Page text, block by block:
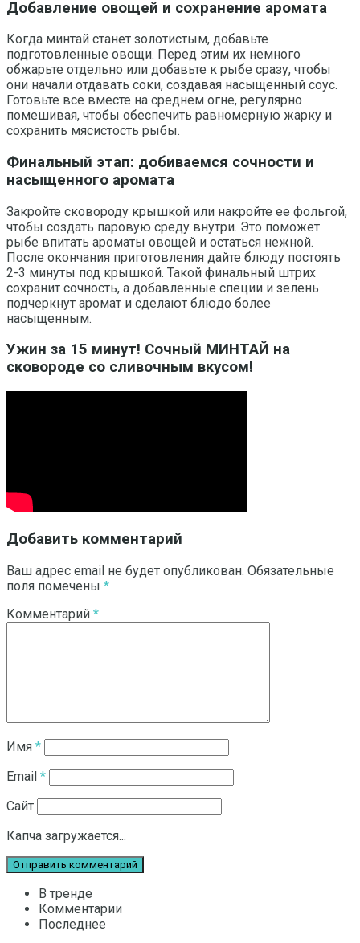
Добавление овощей и сохранение аромата
Когда минтай станет золотистым, добавьте
подготовленные овощи. Перед этим их немного
обжарьте отдельно или добавьте к рыбе сразу, чтобы
они начали отдавать соки, создавая насыщенный соус.
Готовьте все вместе на среднем огне, регулярно
помешивая, чтобы обеспечить равномерную жарку и
сохранить мясистость рыбы.
Финальный этап: добиваемся сочности и
насыщенного аромата
Закройте сковороду крышкой или накройте ее фольгой,
чтобы создать паровую среду внутри. Это поможет
рыбе впитать ароматы овощей и остаться нежной.
После окончания приготовления дайте блюду постоять
2-3 минуты под крышкой. Такой финальный штрих
сохранит сочность, а добавленные специи и зелень
подчеркнут аромат и сделают блюдо более
насыщенным.
Ужин за 15 минут! Сочный МИНТАЙ на
сковороде со сливочным вкусом!
Добавить комментарий
Ваш адрес email не будет опубликован. Обязательные
поля помечены *
Комментарий *
Имя *
Email *
Сайт
Капча загружается...
В тренде
Комментарии
Последнее